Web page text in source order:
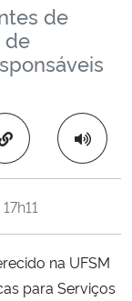
de
de
Copiar para área
na UFSM
para Serviços